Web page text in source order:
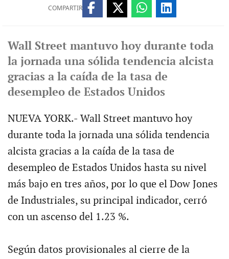
COMPARTIR
Wall Street mantuvo hoy durante toda
la jornada una sólida tendencia alcista
gracias a la caída de la tasa de
desempleo de Estados Unidos
NUEVA YORK.- Wall Street mantuvo hoy
durante toda la jornada una sólida tendencia
alcista gracias a la caída de la tasa de
desempleo de Estados Unidos hasta su nivel
más bajo en tres años, por lo que el Dow Jones
de Industriales, su principal indicador, cerró
con un ascenso del 1.23 %.
Según datos provisionales al cierre de la